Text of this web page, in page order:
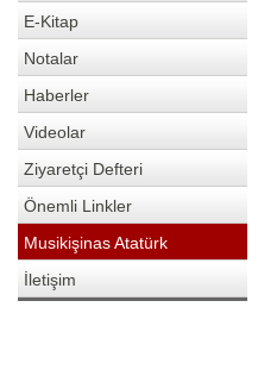
E-Kitap
Notalar
Haberler
Videolar
Ziyaretçi Defteri
Önemli Linkler
Musikişinas Atatürk
İletişim